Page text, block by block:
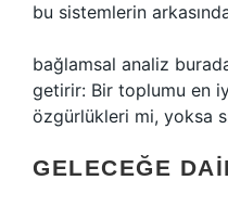
bu sistemlerin
bağlamsal analiz
getirir: Bir toplumu en
özgürlükleri mi, yoksa
GELECEĞE